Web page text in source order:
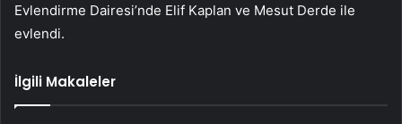
Evlendirme Dairesi’nde Elif Kaplan ve Mesut Derde ile
evlendi.
İlgili Makaleler